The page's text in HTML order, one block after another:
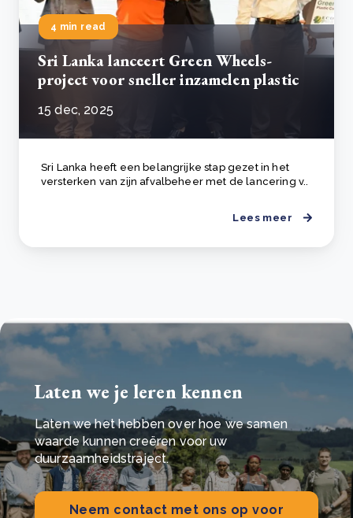
4 min read
Sri Lanka lanceert Green Wheels-
project voor sneller inzamelen plastic
15 dec, 2025
Sri Lanka heeft een belangrijke stap gezet in het
versterken van zijn afvalbeheer met de lancering v..
Lees meer
Laten we je leren kennen
Laten we het hebben over hoe we samen
waarde kunnen creëren voor uw
duurzaamheidstraject.
Neem contact met ons op voor